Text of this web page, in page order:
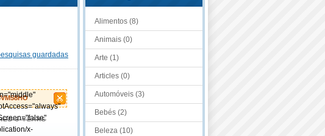
guardadas
x-
3 YEARS
Alimentos (8)
Animais (0)
Arte (1)
Articles (0)
Automóveis (3)
Bebés (2)
Beleza (10)